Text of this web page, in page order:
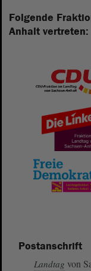
Folgende
Anhalt vertreten:
Postanschrift
Landtag von